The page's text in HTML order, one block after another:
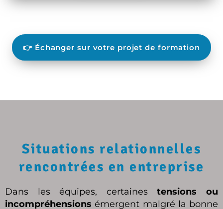
👉 Échanger sur votre projet de formation
Situations relationnelles
rencontrées en entreprise
Dans les équipes, certainestensions ou
incompréhensions émergent malgré la bonne